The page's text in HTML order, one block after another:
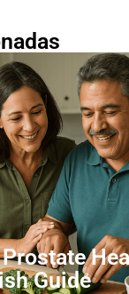
Guide